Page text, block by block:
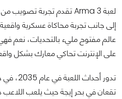
إلى جانب تجربة محاكاة عسكرية
عالم مفتوح مليء بالتحديات، نعم
على الإنترنت تحاكي معارك بشكل
تقعان في بحر إيجة حيث يلعب